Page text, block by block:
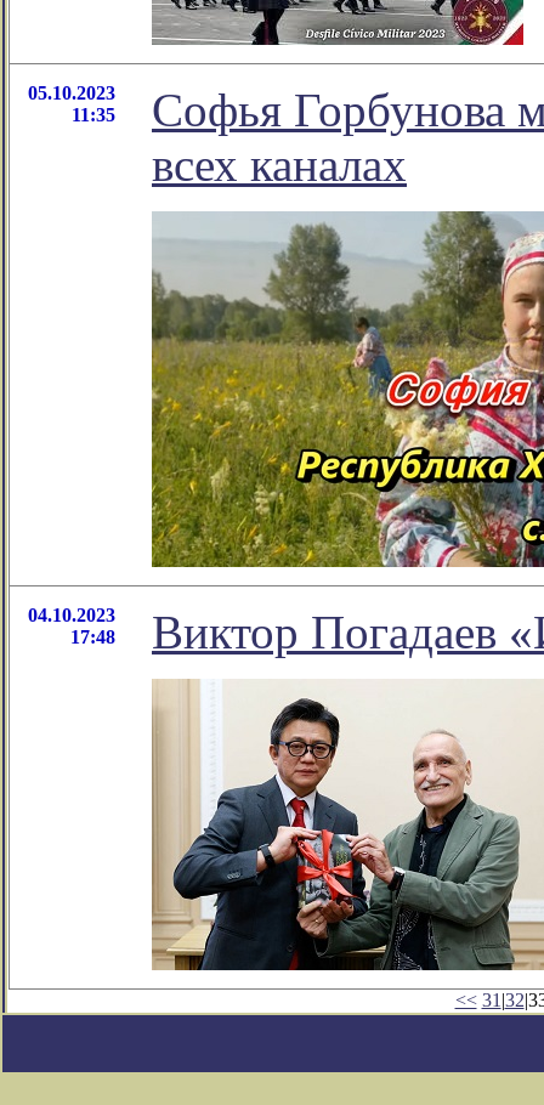
05.10.2023
11:35
Софья Горбунова
всех каналах
04.10.2023
17:48
Виктор Погадаев
<< 31 |32